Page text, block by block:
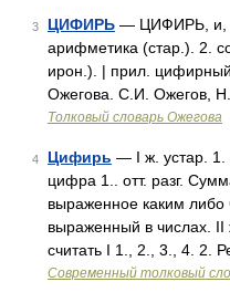
3 ЦИФИРЬ — ЦИФИРЬ, и,
арифметика (стар.). 2.
ирон.). | прил.
Ожегова. С.И. Ожегов,
Толковый словарь Ожегова
4 Цифирь — I ж. устар. 1.
цифра 1.. отт. разг.
выраженное каким либо
выраженный в числах. II
считать I 1., 2., 3., 4. 2.
Современный толковый